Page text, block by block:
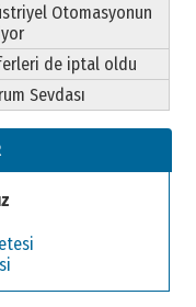
Otomasyonun
de iptal oldu
Sevdası